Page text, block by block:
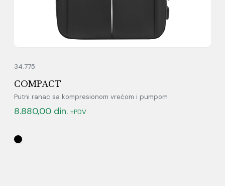
34.775
COMPACT
Putni ranac sa kompresionom vrećom i pumpom
8.880,00 din. +PDV